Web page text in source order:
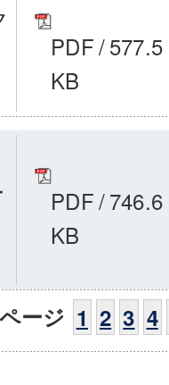
PDF/577.5
KB
PDF/746.6
KB
ページ 1 2 3 4